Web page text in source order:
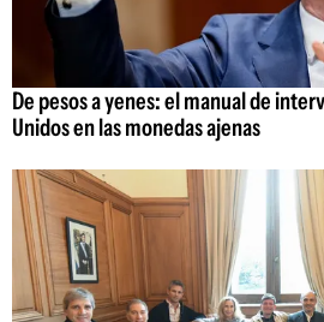
De pesos a yenes: el manual de
Unidos en las monedas ajenas